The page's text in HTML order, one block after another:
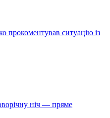
прокоментував ситуацію із
ніч — пряме